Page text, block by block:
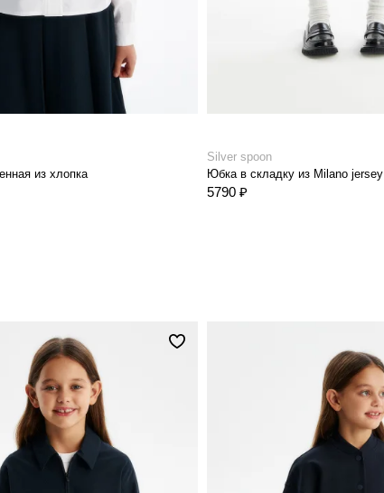
из хлопка
Silver spoon
Юбка в складку из Milano jersey
5790 ₽